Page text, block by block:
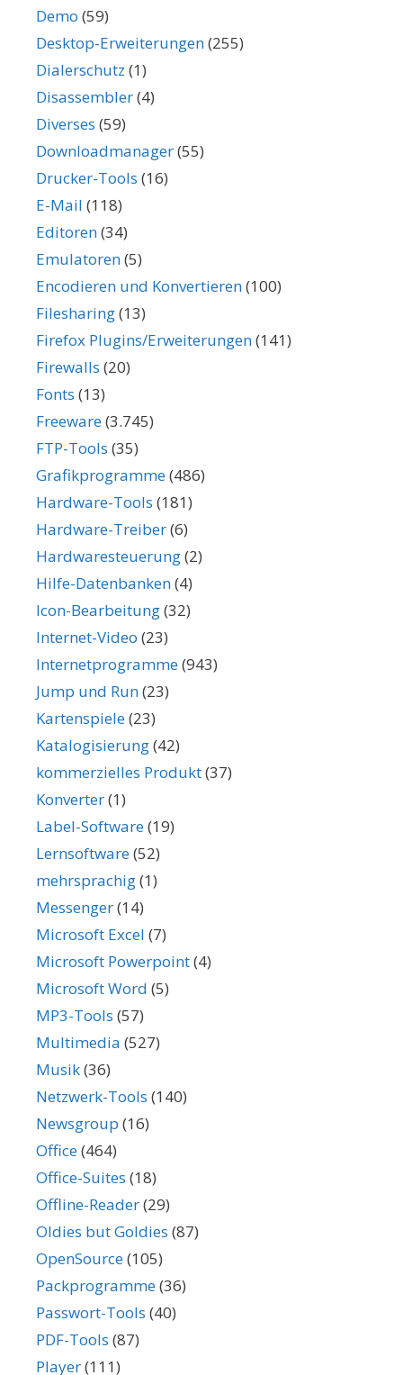
Demo (59)
Desktop-Erweiterungen(255)
Dialerschutz (1)
Disassembler(4)
Diverses (59)
Downloadmanager(55)
Drucker-Tools (16)
E-Mail (118)
Editoren(34)
Emulatoren(5)
Encodieren und Konvertieren(100)
Filesharing(13)
Firefox Plugins/Erweiterungen(141)
Firewalls (20)
Fonts (13)
Freeware(3.745)
FTP-Tools (35)
Grafikprogramme(486)
Hardware-Tools (181)
Hardware-Treiber(6)
Hardwaresteuerung(2)
Hilfe-Datenbanken(4)
Icon-Bearbeitung(32)
Internet-Video (23)
Internetprogramme(943)
Jump und Run(23)
Kartenspiele(23)
Katalogisierung(42)
kommerzielles Produkt(37)
Konverter(1)
Label-Software(19)
Lernsoftware(52)
mehrsprachig(1)
Messenger(14)
Microsoft Excel (7)
Microsoft Powerpoint(4)
Microsoft Word (5)
MP3-Tools (57)
Multimedia (527)
Musik(36)
Netzwerk-Tools (140)
Newsgroup (16)
Office(464)
Office-Suites (18)
Offline-Reader(29)
Oldies but Goldies (87)
OpenSource(105)
Packprogramme(36)
Passwort-Tools (40)
PDF-Tools (87)
Player(111)